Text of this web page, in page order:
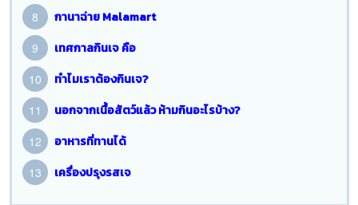
กานาฉ่าย Malamart
เทศกาลกินเจ คือ
ทำไมเราต้องกินเจ?
นอกจากเนื้อสัตว์แล้ว ห้ามกินอะไรบ้าง?
อาหารที่ทานได้
เครื่องปรุงรสเจ